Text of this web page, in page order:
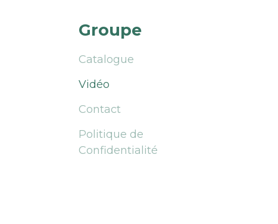
Groupe
Catalogue
Vidéo
Contact
Politique de
Confidentialité